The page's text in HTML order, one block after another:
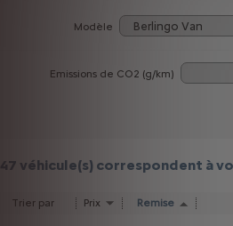
Modèle
Emissions de CO2 (g/km)
47 véhicule(s) correspondent à
Trier par Prix Remise